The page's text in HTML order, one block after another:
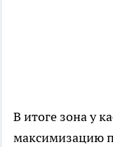
В итоге зона у
максимизацию